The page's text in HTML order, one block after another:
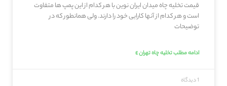
قیمت تخلیه چاه میدان ایران نوین با هر کدام از این پمپ ها متفاوت
است و هر کدام از آنها کارایی خود را دارند. ولی همانطور که در
توضیحات
ادامه مطلب تخلیه چاه تهران »
1 دیدگاه